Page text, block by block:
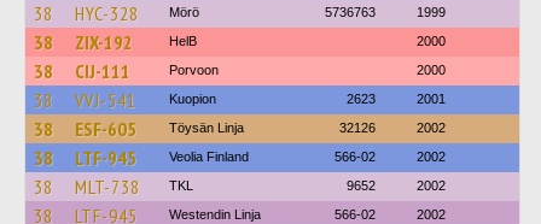
38 HYC-328 Mörö 5736763 1999
38 ZIX-192 HelB 2000
38 CIJ-111 Porvoon 2000
38 VVJ-541 Kuopion 2623 2001
38 ESF-605 Töysän Linja 32126 2002
38 LTF-945 Veolia Finland 566-02 2002
38 MLT-738 TKL 9652 2002
38 LTF-945 Westendin Linja 566-02 2002